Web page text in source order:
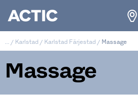
/ Karlstad / Karlstad Färjestad / Massage
Massage